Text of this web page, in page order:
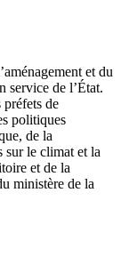
et du
service de l’État.
préfets de
politiques
de la
sur le climat et la
et de la
ministère de la